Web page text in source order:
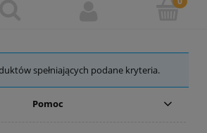
spełniających podane kryteria.
Pomoc